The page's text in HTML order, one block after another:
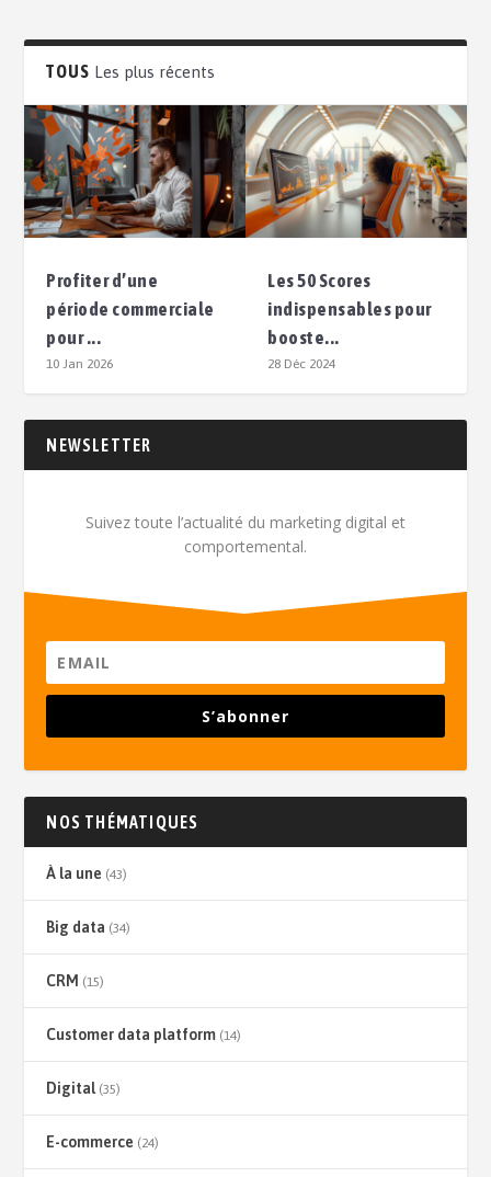
TOUS Les plus récents
Profiter d’une
période commerciale
pour ...
10 Jan 2026
Les 50 Scores
indispensables pour
booste...
28 Déc 2024
NEWSLETTER
Suivez toute l’actualité du marketing digital et
comportemental.
S’abonner
NOS THÉMATIQUES
À la une (43)
Big data (34)
CRM (15)
Customer data platform (14)
Digital(35)
E-commerce (24)